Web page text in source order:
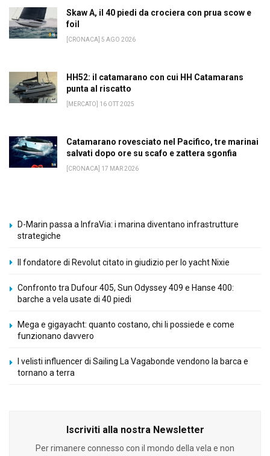
Skaw A, il 40 piedi da crociera con prua scow e
foil
[CRONACA] 5 AGO 2026
HH52: il catamarano con cui HH Catamarans
punta al riscatto
[MERCATO] 16 OTT 2025
Catamarano rovesciato nel Pacifico, tre marinai
salvati dopo ore su scafo e zattera sgonfia
[CRONACA] 17 MAR 2026
D-Marin passa a InfraVia: i marina diventano infrastrutture
strategiche
Il fondatore di Revolut citato in giudizio per lo yacht Nixie
Confronto tra Dufour 405, Sun Odyssey 409 e Hanse 400:
barche a vela usate di 40 piedi
Mega e gigayacht: quanto costano, chi li possiede e come
funzionano davvero
I velisti influencer di Sailing La Vagabonde vendono la barca e
tornano a terra
Iscriviti alla nostra Newsletter
Per rimanere connesso con il mondo della vela e non